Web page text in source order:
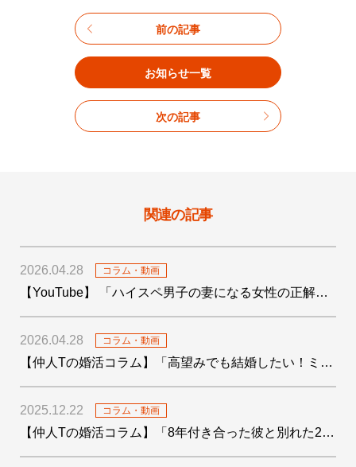
前の記事
お知らせ一覧
次の記事
関連の記事
2026.04.28 コラム・動画
【YouTube】 「ハイスペ男子の妻になる女性の正解がわかりました！」を公開しました
2026.04.28 コラム・動画
【仲人Tの婚活コラム】「高望みでも結婚したい！ミドサー男子の婚活〜4つの婚活テクも添えて〜」を公開しました
2025.12.22 コラム・動画
【仲人Tの婚活コラム】「8年付き合った彼と別れた29歳女子の婚活」を公開しました